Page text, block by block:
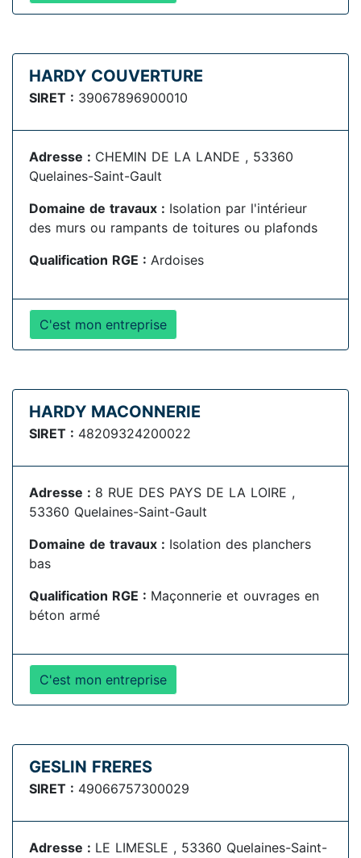
HARDY COUVERTURE
SIRET : 39067896900010
Adresse : CHEMIN DE LA LANDE , 53360
Quelaines-Saint-Gault
Domaine de travaux : Isolation par l'intérieur
des murs ou rampants de toitures ou plafonds
Qualification RGE : Ardoises
C'est mon entreprise
HARDY MACONNERIE
SIRET : 48209324200022
Adresse : 8 RUE DES PAYS DE LA LOIRE ,
53360 Quelaines-Saint-Gault
Domaine de travaux : Isolation des planchers
bas
Qualification RGE : Maçonnerie et ouvrages en
béton armé
C'est mon entreprise
GESLIN FRERES
SIRET : 49066757300029
Adresse : LE LIMESLE , 53360 Quelaines-Saint-